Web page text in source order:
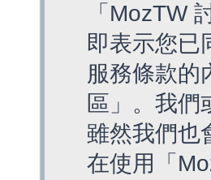
「MozTW
即表示您已
服務條款的
區」。我們
雖然我們也
在使用「